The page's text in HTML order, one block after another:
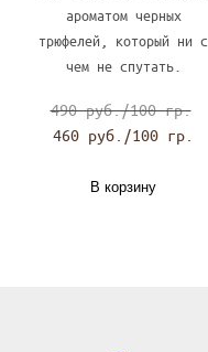
ароматом черных
трюфелей, который ни с
чем не спутать.
490 руб./100 гр.
460 руб./100 гр.
В корзину